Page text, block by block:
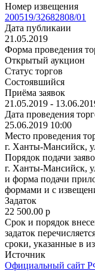
Номер извещения
200519/32682808/01
Дата публикаии
21.05.2019
Форма проведения
Открытый аукцион
Статус торгов
Состоявшийся
Приёма заявок
21.05.2019 -
Дата проведения
25.06.2019 10:00
Место проведения
г. Ханты-Мансийск,
Порядок подачи
г. Ханты-Мансийск,
и форма подачи
формами и с
Задаток
22 500.00 p
Срок и порядок
задаток
сроки, указанные в
Источник
Официальный сайт